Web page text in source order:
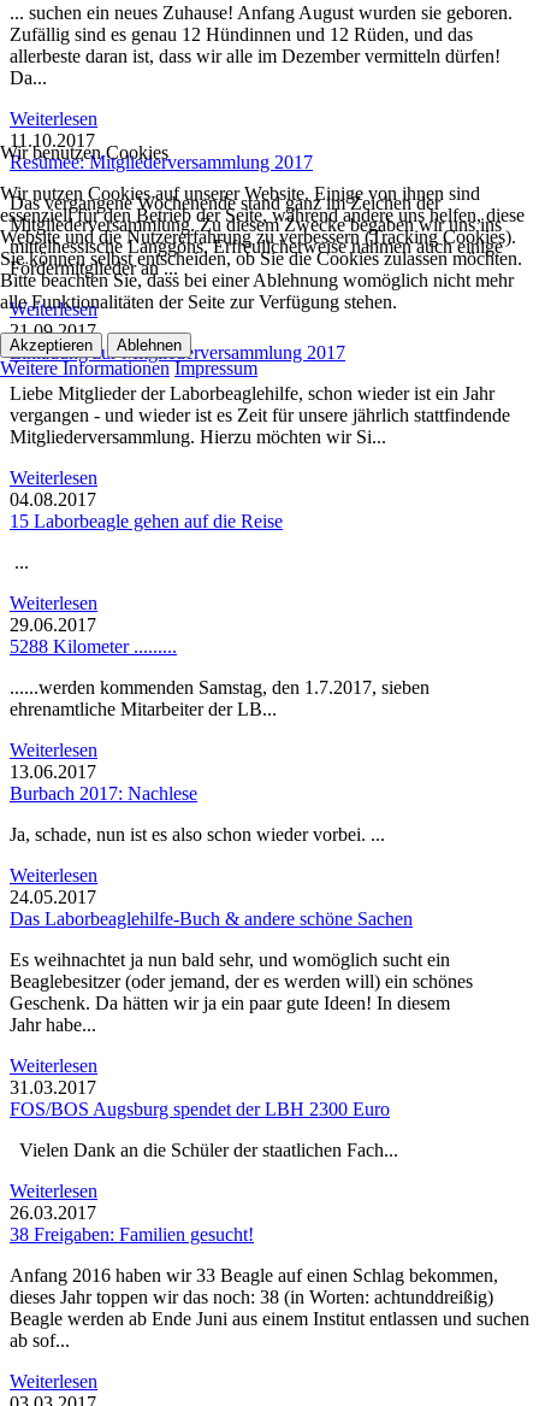
... suchen ein neues Zuhause! Anfang August wurden sie geboren.
Zufällig sind es genau 12 Hündinnen und 12 Rüden, und das
allerbeste daran ist, dass wir alle im Dezember vermitteln dürfen!
Da...
Weiterlesen
11.10.2017
Resümee: Mitgliederversammlung 2017
Das vergangene Wochenende stand ganz im Zeichen der
Mitgliederversammlung. Zu diesem Zwecke begaben wir uns ins
mittelhessische Langgöns. Erfreulicherweise nahmen auch einige
Fördermitglieder an ...
Weiterlesen
21.09.2017
Einladung zur Mitgliederversammlung 2017
Liebe Mitglieder der Laborbeaglehilfe, schon wieder ist ein Jahr
vergangen - und wieder ist es Zeit für unsere jährlich stattfindende
Mitgliederversammlung. Hierzu möchten wir Si...
Weiterlesen
04.08.2017
15 Laborbeagle gehen auf die Reise
...
Weiterlesen
29.06.2017
5288 Kilometer .........
......werden kommenden Samstag, den 1.7.2017, sieben
ehrenamtliche Mitarbeiter der LB...
Weiterlesen
13.06.2017
Burbach 2017: Nachlese
Ja, schade, nun ist es also schon wieder vorbei. ...
Weiterlesen
24.05.2017
Das Laborbeaglehilfe-Buch & andere schöne Sachen
Es weihnachtet ja nun bald sehr, und womöglich sucht ein
Beaglebesitzer (oder jemand, der es werden will) ein schönes
Geschenk. Da hätten wir ja ein paar gute Ideen! In diesem
Jahr habe...
Weiterlesen
31.03.2017
FOS/BOS Augsburg spendet der LBH 2300 Euro
Vielen Dank an die Schüler der staatlichen Fach...
Weiterlesen
26.03.2017
38 Freigaben: Familien gesucht!
Anfang 2016 haben wir 33 Beagle auf einen Schlag bekommen,
dieses Jahr toppen wir das noch: 38 (in Worten: achtunddreißig)
Beagle werden ab Ende Juni aus einem Institut entlassen und suchen
ab sof...
Weiterlesen
Wir benutzen Cookies
Wir nutzen Cookies auf unserer Website. Einige von ihnen sind
essenziell für den Betrieb der Seite, während andere uns helfen, diese
Website und die Nutzererfahrung zu verbessern (Tracking Cookies).
Sie können selbst entscheiden, ob Sie die Cookies zulassen möchten.
Bitte beachten Sie, dass bei einer Ablehnung womöglich nicht mehr
alle Funktionalitäten der Seite zur Verfügung stehen.
Akzeptieren Ablehnen
Weitere Informationen Impressum